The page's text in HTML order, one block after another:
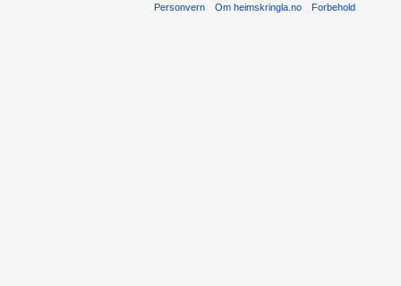
Personvern Om heimskringla.no Forbehold